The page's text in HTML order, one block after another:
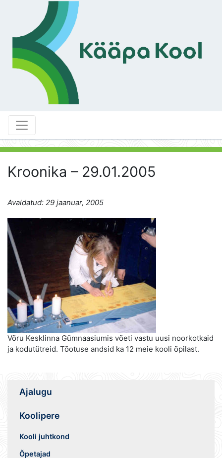
Kroonika – 29.01.2005
Avaldatud: 29 jaanuar, 2005
Võru Kesklinna Gümnaasiumis võeti vastu uusi noorkotkaid
ja kodutütreid. Tõotuse andsid ka 12 meie kooli õpilast.
Ajalugu
Koolipere
Kooli juhtkond
Õpetajad